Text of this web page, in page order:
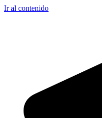
Ir al contenido